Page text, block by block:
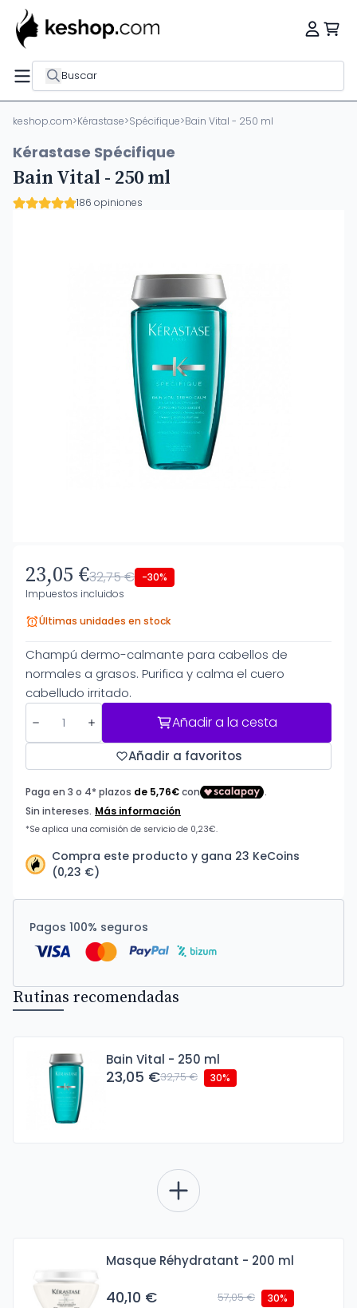
Buscar
keshop.com>Kérastase>Spécifique>Bain Vital - 250 ml
Kérastase Spécifique
Bain Vital - 250 ml
186 opiniones
23,05 €32,75 € -30%
Impuestos incluidos
Últimas unidades en stock
Champú dermo-calmante para cabellos de
normales a grasos. Purifica y calma el cuero
cabelludo irritado.
Añadir a la cesta
Añadir a favoritos
Compra este producto y gana 23 KeCoins
(0,23 €)
Pagos 100% seguros
Rutinas recomendadas
Bain Vital - 250 ml
23,05 €32,75 € 30%
Masque Réhydratant - 200 ml
40,10 € 57,05 € 30%